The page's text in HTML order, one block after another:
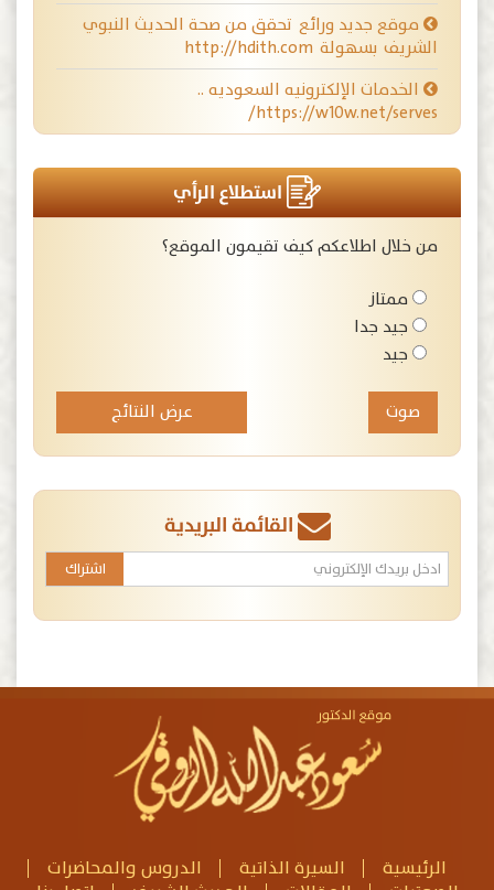
موقع جديد ورائع تحقق من صحة الحديث النبوي
الشريف بسهولة http://hdith.com
الخدمات الإلكترونيه السعوديه ..
https://w10w.net/serves/
استطلاع الرأي
من خلال اطلاعكم كيف تقيمون الموقع؟
ممتاز
جيد جدا
جيد
عرض النتائج
القائمة البريدية
الرئيسية السيرة الذاتية
الدروس والمحاضرات